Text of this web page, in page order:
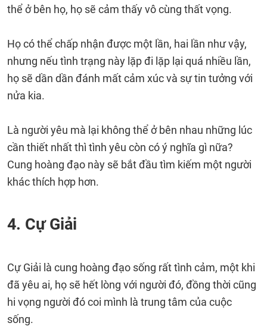
thể ở bên họ, họ sẽ cảm thấy vô cùng thất vọng.
Họ có thể chấp nhận được một lần, hai lần như vậy,
nhưng nếu tình trạng này lặp đi lặp lại quá nhiều lần,
họ sẽ dần dần đánh mất cảm xúc và sự tin tưởng với
nửa kia.
Là người yêu mà lại không thể ở bên nhau những lúc
cần thiết nhất thì tình yêu còn có ý nghĩa gì nữa?
Cung hoàng đạo này sẽ bắt đầu tìm kiếm một người
khác thích hợp hơn.
4. Cự Giải
Cự Giải là cung hoàng đạo sống rất tình cảm, một khi
đã yêu ai, họ sẽ hết lòng với người đó, đồng thời cũng
hi vọng người đó coi mình là trung tâm của cuộc
sống.